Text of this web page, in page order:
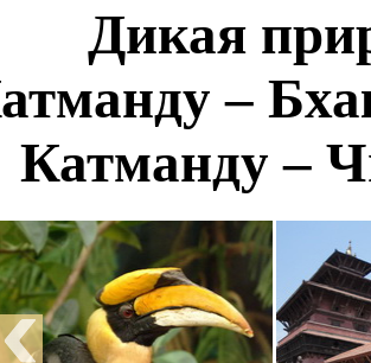
Дикая
–
Катманду –